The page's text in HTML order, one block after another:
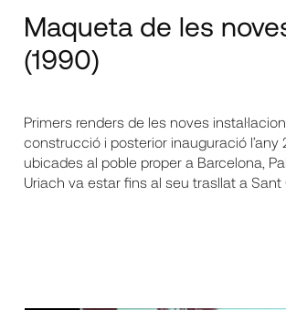
Maqueta de les
(1990)
Primers renders de les noves
construcció i posterior inauguració l’any
ubicades al poble proper a Barcelona,
Uriach va estar fins al seu trasllat a Sant